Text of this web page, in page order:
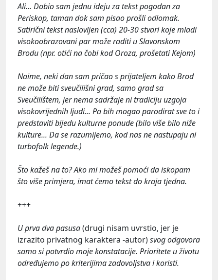
Ali... Dobio sam jednu ideju za tekst pogodan za
Periskop, taman dok sam pisao prošli odlomak.
Satirični tekst naslovljen (cca) 20-30 stvari koje mladi
visokoobrazovani par može raditi u Slavonskom
Brodu (npr. otići na čobi kod Oroza, prošetati Kejom)
Naime, neki dan sam pričao s prijateljem kako Brod
ne može biti sveučilišni grad, samo grad sa
Sveučilištem, jer nema sadržaje ni tradiciju uzgoja
visokovrijednih ljudi... Pa bih mogao parodirat sve to i
predstaviti bijedu kulturne ponude (bilo više bilo niže
kulture... Da se razumijemo, kod nas ne nastupaju ni
turbofolk legende.)
Što kažeš na to? Ako mi možeš pomoći da iskopam
što više primjera, imat ćemo tekst do kraja tjedna.
+++
U prva dva pasusa(drugi nisam uvrstio, jer je
izrazito privatnog karaktera -autor)svog odgovora
samo si potvrdio moje konstatacije. Prioritete u životu
određujemo po kriterijima zadovoljstva i koristi.